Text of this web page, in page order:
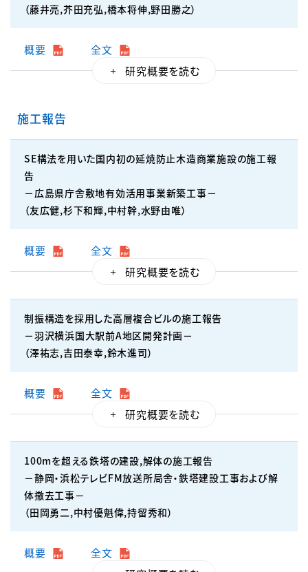
（藤井亮,芥田充弘,橋本将伸,野田勝之）
概要 全文
施工報告
SE構法を用いた国内初の延焼防止木造商業施設の施工報
告
－広島県庁舎敷地有効活用事業新築工事－
（友広健,杉下和輝,中村幹,水野由唯）
概要 全文
制振構造を採用した高層複合ビルの施工報告
－羽沢横浜国大駅前A地区開発計画－
（澤祐志,吉田泰幸,鈴木進司）
概要 全文
100mを超える鉄塔の建設,解体の施工報告
－静岡・浜松テレビFM放送所局舎・鉄塔建設工事および解
体撤去工事－
（田岡勇二,中村優魁偉,持留秀和）
概要 全文